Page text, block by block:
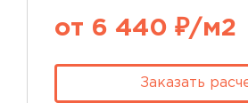
от 6 440 ₽/м2
Заказать